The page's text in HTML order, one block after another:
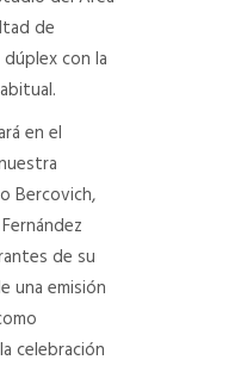
de
dúplex con la
en el
Bercovich,
de su
una emisión
celebración